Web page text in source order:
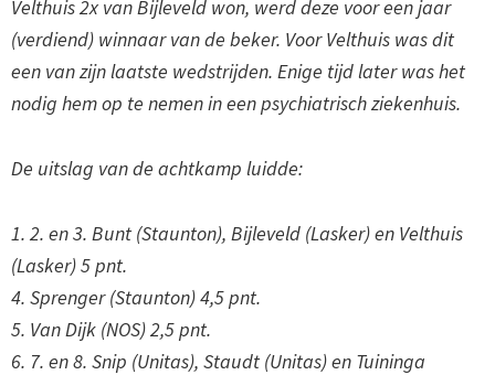
Velthuis 2x van Bijleveld won, werd deze voor een jaar
(verdiend) winnaar van de beker. Voor Velthuis was dit
een van zijn laatste wedstrijden. Enige tijd later was het
nodig hem op te nemen in een psychiatrisch ziekenhuis.
De uitslag van de achtkamp luidde:
1. 2. en 3. Bunt (Staunton), Bijleveld (Lasker) en Velthuis
(Lasker) 5 pnt.
4. Sprenger (Staunton) 4,5 pnt.
5. Van Dijk (NOS) 2,5 pnt.
6. 7. en 8. Snip (Unitas), Staudt (Unitas) en Tuininga